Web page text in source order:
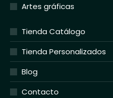
Artes gráficas
Tienda Catálogo
Tienda Personalizados
Blog
Contacto